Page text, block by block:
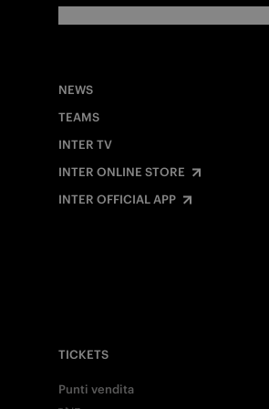
NEWS
TEAMS
INTER TV
INTER ONLINE STORE
INTER OFFICIAL APP
TICKETS
Punti vendita